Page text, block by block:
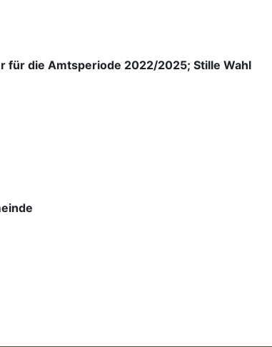
für die Amtsperiode 2022/2025; Stille Wahl